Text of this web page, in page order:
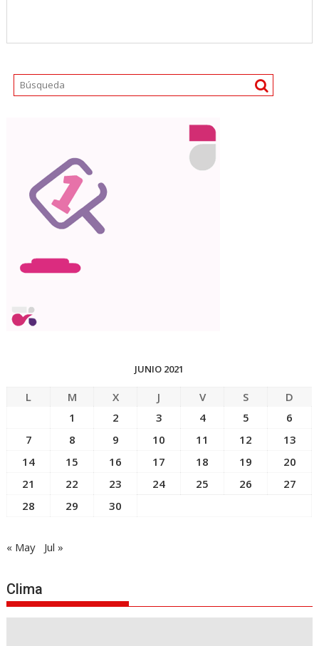
JUNIO 2021
L M X J V S
D
1
2 3 4 5
6
7
8 9 10 11 12
13
14
15 16 17 18 19
20
21
22 23 24 25 26
27
28
29 30
« May Jul »
Clima